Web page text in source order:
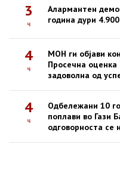
3
ч
Алармантен
година дури
4
ч
МОН ги објави
Просечна оценка
задоволна од
4
ч
Одбележани 10
поплави во Гази
одговорноста се